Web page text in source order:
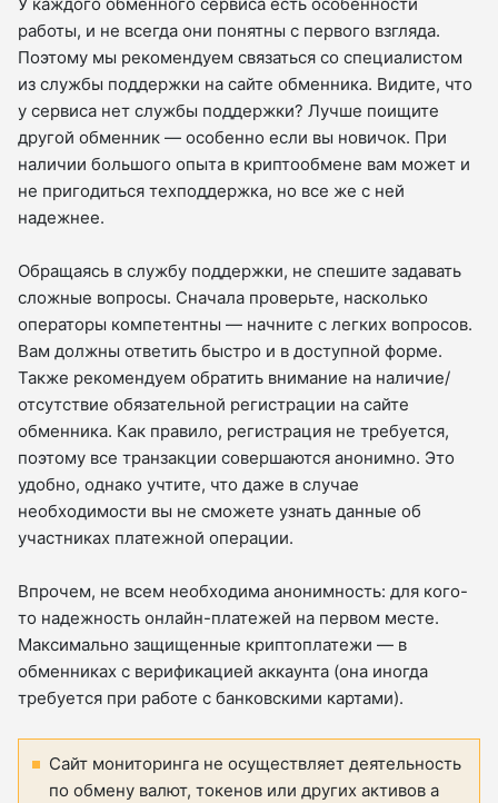
У каждого обменного сервиса есть особенности
работы, и не всегда они понятны с первого взгляда.
Поэтому мы рекомендуем связаться со специалистом
из службы поддержки на сайте обменника. Видите, что
у сервиса нет службы поддержки? Лучше поищите
другой обменник — особенно если вы новичок. При
наличии большого опыта в криптообмене вам может и
не пригодиться техподдержка, но все же с ней
надежнее.
Обращаясь в службу поддержки, не спешите задавать
сложные вопросы. Сначала проверьте, насколько
операторы компетентны — начните с легких вопросов.
Вам должны ответить быстро и в доступной форме.
Также рекомендуем обратить внимание на наличие/
отсутствие обязательной регистрации на сайте
обменника. Как правило, регистрация не требуется,
поэтому все транзакции совершаются анонимно. Это
удобно, однако учтите, что даже в случае
необходимости вы не сможете узнать данные об
участниках платежной операции.
Впрочем, не всем необходима анонимность: для кого-
то надежность онлайн-платежей на первом месте.
Максимально защищенные криптоплатежи — в
обменниках с верификацией аккаунта (она иногда
требуется при работе с банковскими картами).
Сайт мониторинга не осуществляет деятельность
по обмену валют, токенов или других активов а